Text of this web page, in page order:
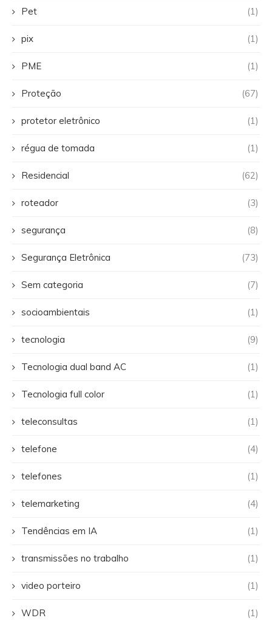
Pet (1)
pix (1)
PME (1)
Proteção (67)
protetor eletrônico (1)
régua de tomada (1)
Residencial (62)
roteador (3)
segurança (8)
Segurança Eletrônica (73)
Sem categoria (7)
socioambientais (1)
tecnologia (9)
Tecnologia dual band AC (1)
Tecnologia full color (1)
teleconsultas (1)
telefone (4)
telefones (1)
telemarketing (4)
Tendências em IA (1)
transmissões no trabalho (1)
video porteiro (1)
WDR (1)